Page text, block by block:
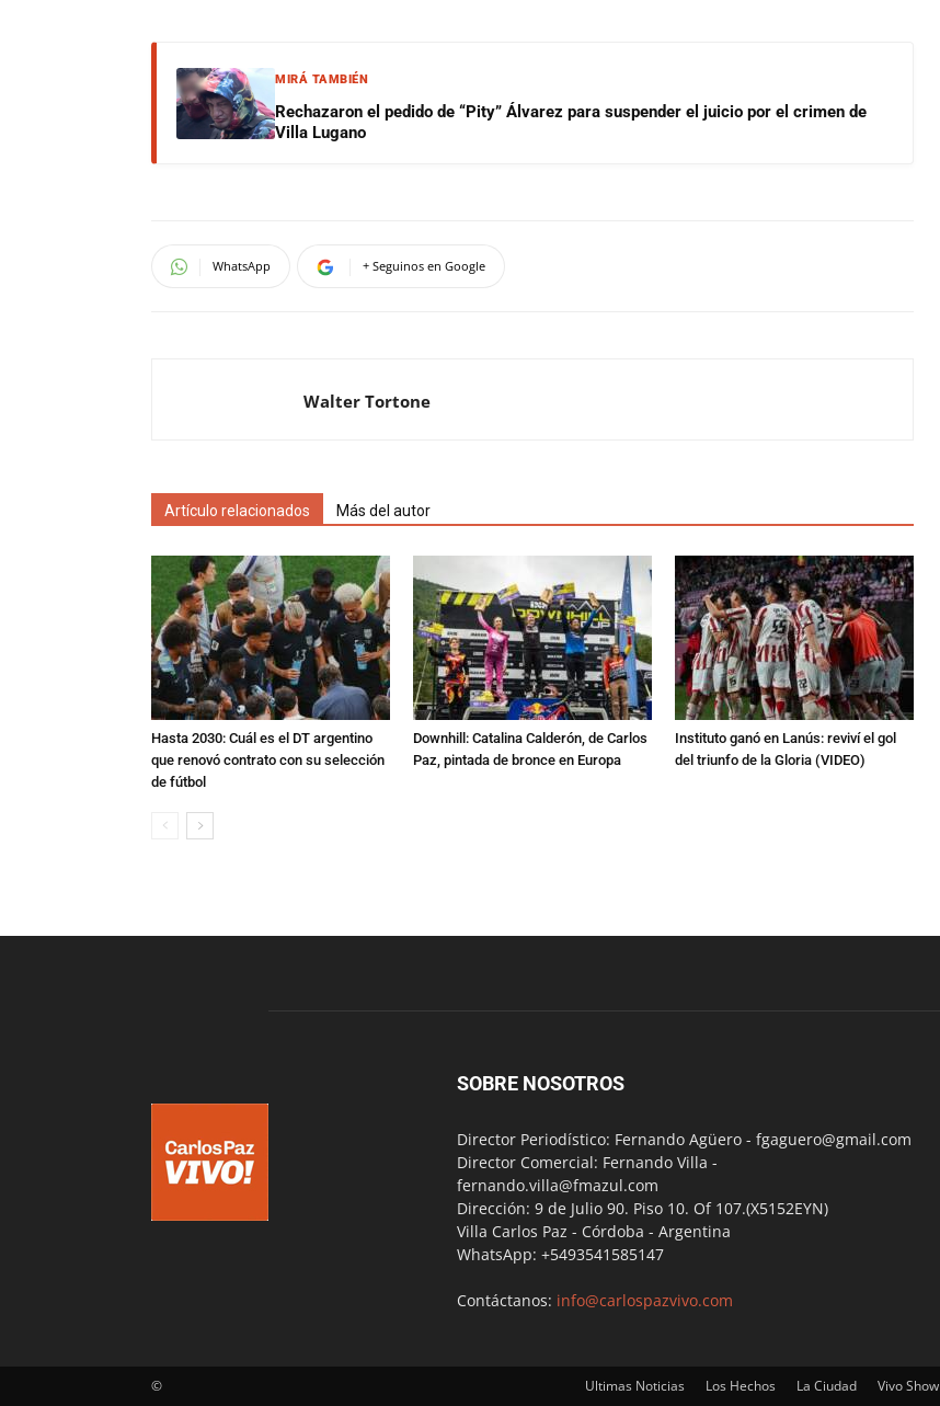
MIRÁ TAMBIÉN
Rechazaron el pedido de “Pity” Álvarez para suspender el juicio por el crimen de
Villa Lugano
WhatsApp + Seguinos en Google
Walter Tortone
Artículo relacionados Más del autor
Hasta 2030: Cuál es el DT argentino
que renovó contrato con su selección
de fútbol
Downhill: Catalina Calderón, de Carlos
Paz, pintada de bronce en Europa
Instituto ganó en Lanús: reviví el gol
del triunfo de la Gloria (VIDEO)
SOBRE NOSOTROS
Director Periodístico: Fernando Agüero - fgaguero@gmail.com
Director Comercial: Fernando Villa -
fernando.villa@fmazul.com
Dirección: 9 de Julio 90. Piso 10. Of 107.(X5152EYN)
Villa Carlos Paz - Córdoba - Argentina
WhatsApp: +5493541585147
Contáctanos: info@carlospazvivo.com
Ultimas Noticias Los Hechos La Ciudad Vivo Show
©